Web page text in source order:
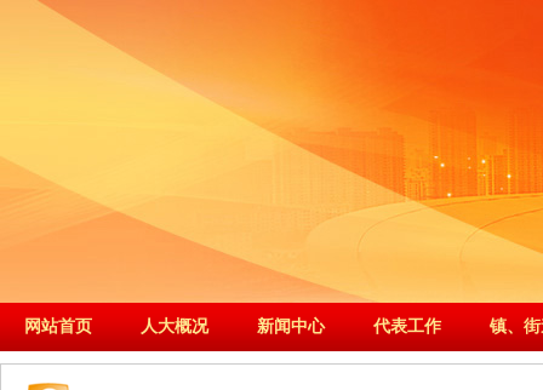
网站首页 人大概况 新闻中心 代表工作 镇、